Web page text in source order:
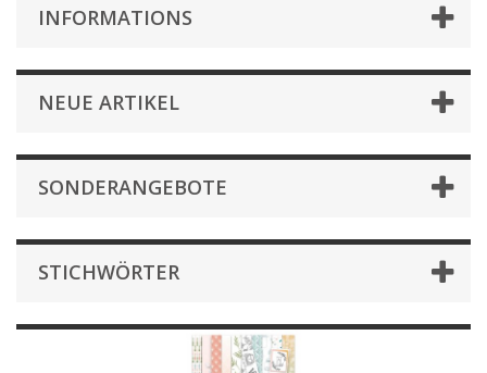
INFORMATIONS
NEUE ARTIKEL
SONDERANGEBOTE
STICHWÖRTER